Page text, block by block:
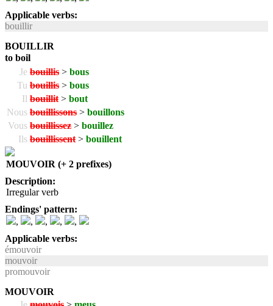
Applicable verbs:
bouillir
BOUILLIR
to boil
Je bouillis > bous
Tu bouillis > bous
Il bouillit > bout
Nous bouillissons > bouillons
Vous bouillissez > bouillez
Ils bouillissent > bouillent
MOUVOIR (+ 2 prefixes)
Description:
Irregular verb
Endings' pattern:
,
, , ,
,
Applicable verbs:
émouvoir
mouvoir
promouvoir
MOUVOIR